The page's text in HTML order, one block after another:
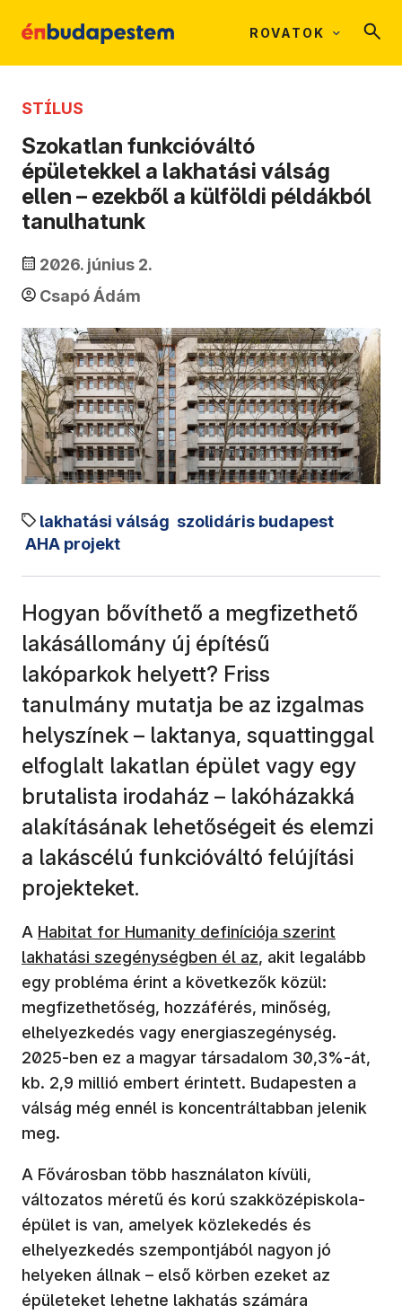
ROVATOK
STÍLUS
Szokatlan funkcióváltó
épületekkel a lakhatási válság
ellen – ezekből a külföldi példákból
tanulhatunk
2026. június 2.
Csapó Ádám
lakhatási válság szolidáris budapest
AHA projekt
Hogyan bővíthető a megfizethető
lakásállomány új építésű
lakóparkok helyett? Friss
tanulmány mutatja be az izgalmas
helyszínek – laktanya, squattinggal
elfoglalt lakatlan épület vagy egy
brutalista irodaház – lakóházakká
alakításának lehetőségeit és elemzi
a lakáscélú funkcióváltó felújítási
projekteket.
A Habitat for Humanity definíciója szerint
lakhatási szegénységben él az, akit legalább
egy probléma érint a következők közül:
megfizethetőség, hozzáférés, minőség,
elhelyezkedés vagy energiaszegénység.
2025-ben ez a magyar társadalom 30,3%-át,
kb. 2,9 millió embert érintett. Budapesten a
válság még ennél is koncentráltabban jelenik
meg.
A Fővárosban több használaton kívüli,
változatos méretű és korú szakközépiskola-
épület is van, amelyek közlekedés és
elhelyezkedés szempontjából nagyon jó
helyeken állnak – első körben ezeket az
épületeket lehetne lakhatás számára